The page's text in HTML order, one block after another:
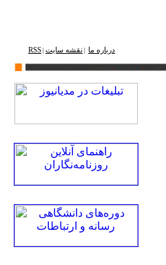
درباره ما نقشه ‌سایت RSS